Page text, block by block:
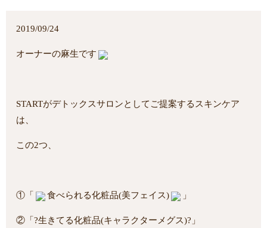
2019/09/24
オーナーの麻生です
STARTがデトックスサロンとしてご提案するスキンケア
は、
この2つ、
①「 食べられる化粧品(美フェイス) 」
②「?生きてる化粧品(キャラクターメグス)?」